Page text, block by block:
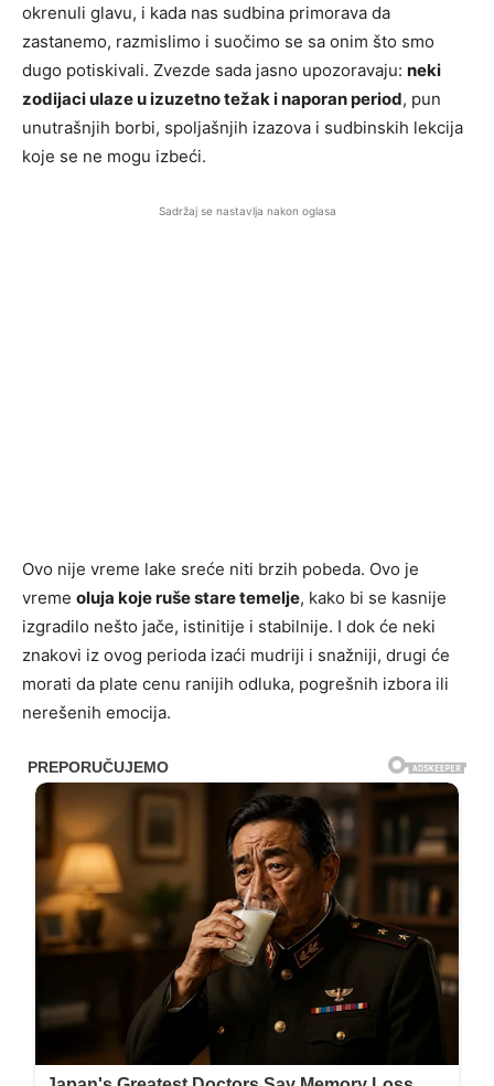
okrenuli glavu, i kada nas sudbina primorava da
zastanemo, razmislimo i suočimo se sa onim što smo
dugo potiskivali. Zvezde sada jasno upozoravaju: neki
zodijaci ulaze u izuzetno težak i naporan period, pun
unutrašnjih borbi, spoljašnjih izazova i sudbinskih lekcija
koje se ne mogu izbeći.
Sadržaj se nastavlja nakon oglasa
Ovo nije vreme lake sreće niti brzih pobeda. Ovo je
vreme oluja koje ruše stare temelje, kako bi se kasnije
izgradilo nešto jače, istinitije i stabilnije. I dok će neki
znakovi iz ovog perioda izaći mudriji i snažniji, drugi će
morati da plate cenu ranijih odluka, pogrešnih izbora ili
nerešenih emocija.